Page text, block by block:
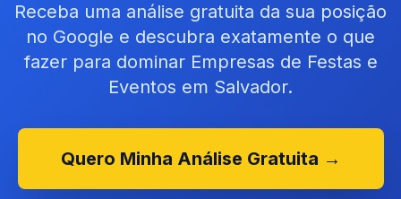
Receba uma análise gratuita da sua posição
no Google e descubra exatamente o que
fazer para dominar Empresas de Festas e
Eventos em Salvador.
Quero Minha Análise Gratuita →